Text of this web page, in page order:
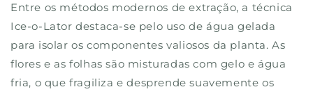
Entre os métodos modernos de extração, a técnica
Ice-o-Lator destaca-se pelo uso de água gelada
para isolar os componentes valiosos da planta. As
flores e as folhas são misturadas com gelo e água
fria, o que fragiliza e desprende suavemente os